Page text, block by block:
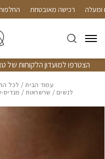
Skip to Contentרכישה מאובטחת
הצטרפו למועדון הלקוחות של טאו וקבלו 10% הנחה
עמוד הבית/ לכל
לנשים / שרשראות/ מנדיס-
בחזרה למעלה